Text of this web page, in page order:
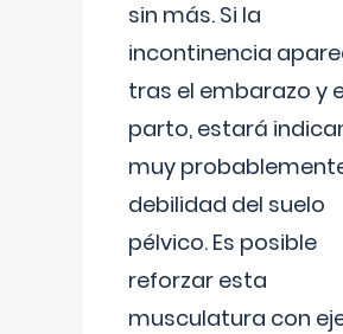
sin más. Si la
incontinencia
tras el embarazo y
parto, estará
muy
debilidad del suelo
pélvico. Es posible
reforzar esta
musculatura con